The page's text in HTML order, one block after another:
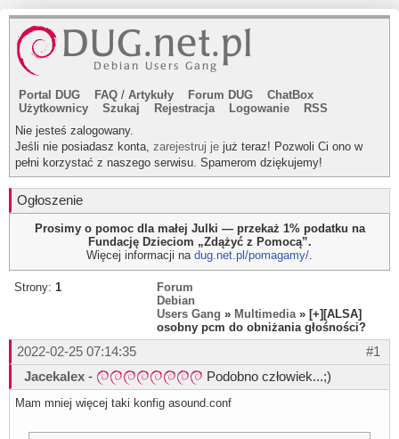
Portal DUG FAQ / Artykuły Forum DUG
ChatBox
Użytkownicy
Szukaj Rejestracja Logowanie
RSS
Nie jesteś zalogowany.
Jeśli nie posiadasz konta, zarejestruj je już teraz! Pozwoli Ci ono w
pełni korzystać z naszego serwisu. Spamerom dziękujemy!
Ogłoszenie
Prosimy o pomoc dla małej Julki — przekaż 1% podatku na
Fundację Dzieciom „Zdążyć z Pomocą”.
Więcej informacji na dug.net.pl/pomagamy/.
Strony: 1
Forum
Debian
Users Gang » Multimedia» [+][ALSA]
osobny pcm do obniżania głośności?
#1
2022-02-25 07:14:35
Jacekalex - Podobno człowiek...;)
Mam mniej więcej taki konfig asound.conf